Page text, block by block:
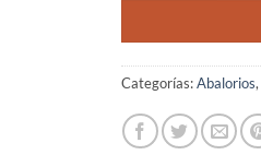
Categorías:Abalorios,